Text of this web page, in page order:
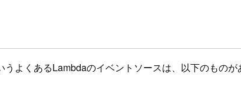
よくあるLambdaのイベントソースは、以下のものが